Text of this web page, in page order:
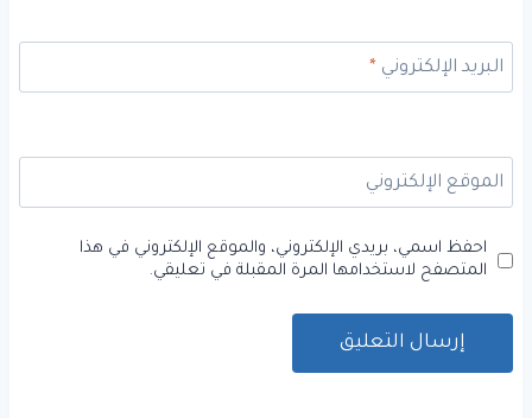
البريد الإلكتروني*
الموقع الإلكتروني
احفظ اسمي، بريدي الإلكتروني، والموقع الإلكتروني في هذا
المتصفح لاستخدامها المرة المقبلة في تعليقي.